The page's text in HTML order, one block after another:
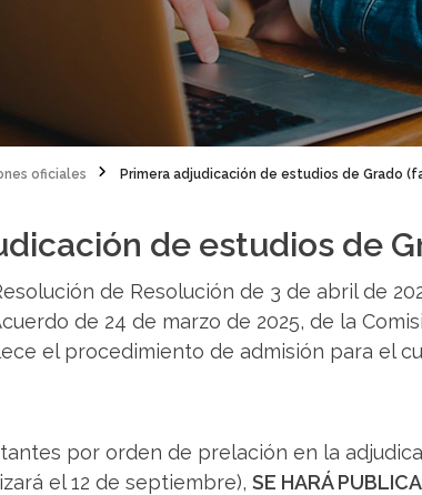
oficiales
Primera adjudicación de estudios de Grado
de estudios de
de Resolución de 3 de abril de
de 24 de marzo de 2025, de la
el procedimiento de admisión para el
por orden de prelación en la
el 12 de septiembre), SE HARÁ